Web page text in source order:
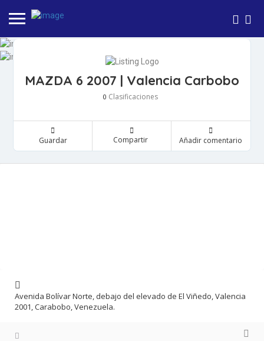
MAZDA 6 2007 | Valencia Carbobo
0 Clasificaciones
Guardar Compartir Añadir comentario
Avenida Bolívar Norte, debajo del elevado de El Viñedo, Valencia
2001, Carabobo, Venezuela.